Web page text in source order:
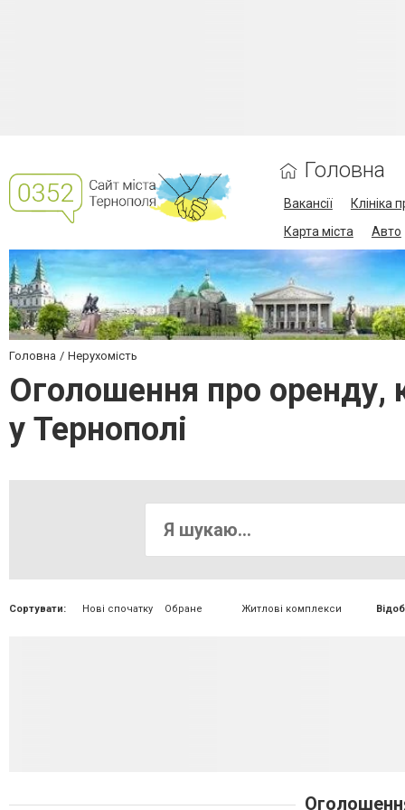
Головна
Вакансії Клініка
Карта міста
Авто
Головна Нерухомість
Оголошення про оренду,
у Тернополі
Сортувати: Нові спочатку Обране Житлові комплекси